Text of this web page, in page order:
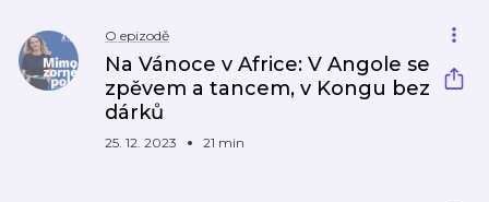
O epizodě
Na Vánoce v Africe: V Angole se
zpěvem a tancem, v Kongu bez
dárků
25. 12. 2023 21 min